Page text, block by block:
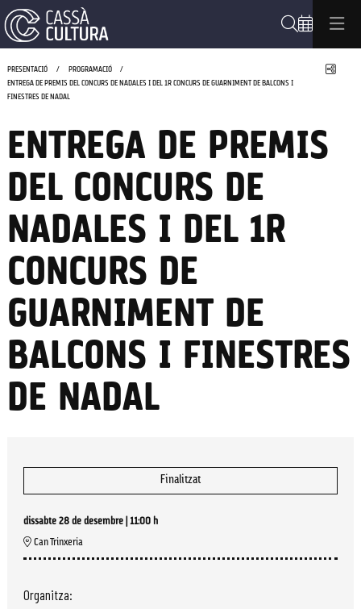
PRESENTACIÓ
PROGRAMACIÓ
ENTREGA DE PREMIS DEL CONCURS DE NADALES I DEL 1R CONCURS DE GUARNIMENT DE BALCONS I
FINESTRES DE NADAL
ENTREGA DE PREMIS
DEL CONCURS DE
NADALES I DEL 1R
CONCURS DE
GUARNIMENT DE
BALCONS I FINESTRES
DE NADAL
Finalitzat
dissabte 28 de desembre
11:00 h
Can Trinxeria
Organitza: